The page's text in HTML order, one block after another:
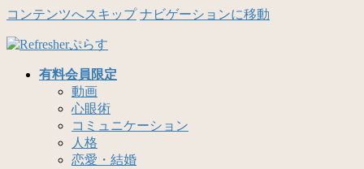
コンテンツへスキップ ナビゲーションに移動
有料会員限定
動画
心眼術
コミュニケーション
人格
恋愛・結婚